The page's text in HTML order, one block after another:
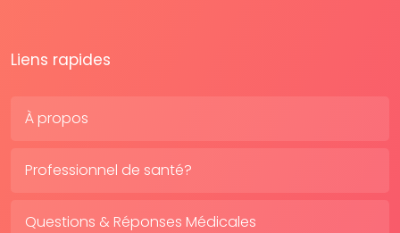
Liens rapides
À propos
Professionnel de santé?
Questions & Réponses Médicales